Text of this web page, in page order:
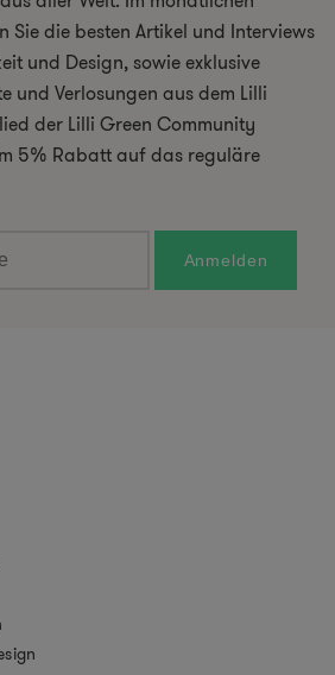
Sie die besten Artikel und Interviews
und Design, sowie exklusive
und Verlosungen aus dem Lilli
der Lilli Green Community
5% Rabatt auf das reguläre